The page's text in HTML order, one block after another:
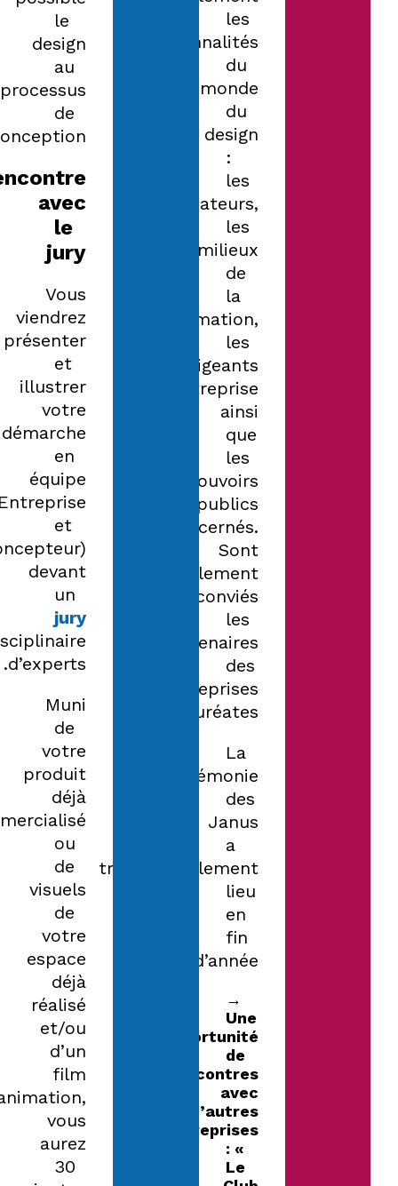
les
personnalités
du
monde
du
design
:
les
créateurs,
les
milieux
de
la
formation,
les
dirigeants
d’entreprise
ainsi
que
les
pouvoirs
publics
concernés.
Sont
également
conviés
les
partenaires
des
entreprises
lauréates.
La
cérémonie
des
Janus
a
traditionnellement
lieu
en
fin
d’année.
→
Une
opportunité
de
rencontres
avec
d’autres
entreprises
: «
Le
le
design
au
processus
de
avec
le
jury
Vous
viendrez
présenter
et
illustrer
votre
démarche
en
équipe
et
devant
un
jury
d’experts.
Muni
de
votre
produit
déjà
ou
de
visuels
de
votre
espace
déjà
réalisé
et/ou
d’un
film
vous
aurez
30